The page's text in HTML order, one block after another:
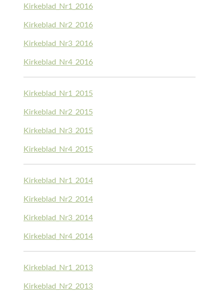
Kirkeblad_Nr1_2016
Kirkeblad_Nr2_2016
Kirkeblad_Nr3_2016
Kirkeblad_Nr4_2016
Kirkeblad_Nr1_2015
Kirkeblad_Nr2_2015
Kirkeblad_Nr3_2015
Kirkeblad_Nr4_2015
Kirkeblad_Nr1_2014
Kirkeblad_Nr2_2014
Kirkeblad_Nr3_2014
Kirkeblad_Nr4_2014
Kirkeblad_Nr1_2013
Kirkeblad_Nr2_2013